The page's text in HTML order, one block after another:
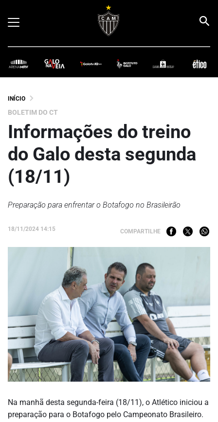
INÍCIO
BOLETIM DO CT
Informações do treino
do Galo desta segunda
(18/11)
Preparação para enfrentar o Botafogo no Brasileirão
18/11/2024 14:15 COMPARTILHE
Na manhã desta segunda-feira (18/11), o Atlético iniciou a
preparação para o Botafogo pelo Campeonato Brasileiro.